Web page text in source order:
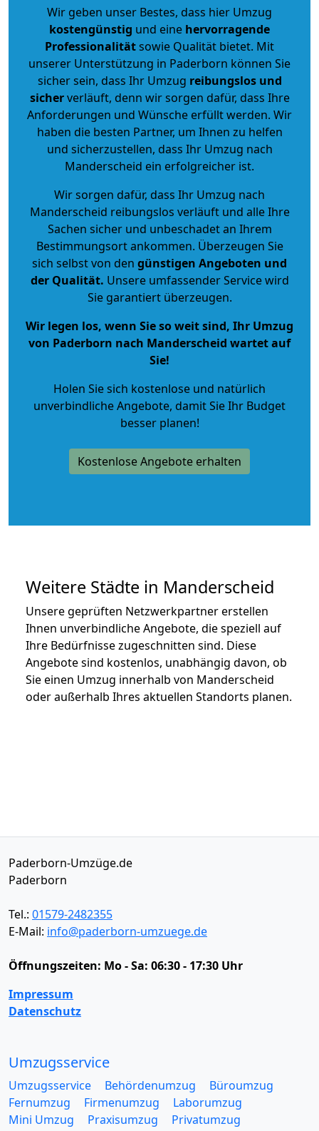
Wir geben unser Bestes, dass hier Umzug
kostengünstig und eine hervorragende
Professionalitätsowie Qualität bietet. Mit
unserer Unterstützung in Paderborn können Sie
sicher sein, dass Ihr Umzug reibungslos und
sicherverläuft, denn wir sorgen dafür, dass Ihre
Anforderungen und Wünsche erfüllt werden. Wir
haben die besten Partner, um Ihnen zu helfen
und sicherzustellen, dass Ihr Umzug nach
Manderscheid ein erfolgreicher ist.
Wir sorgen dafür, dass Ihr Umzug nach
Manderscheid reibungslos verläuft und alle Ihre
Sachen sicher und unbeschadet an Ihrem
Bestimmungsort ankommen. Überzeugen Sie
sich selbst von den günstigen Angeboten und
der Qualität. Unsere umfassender Service wird
Sie garantiert überzeugen.
Wir legen los, wenn Sie so weit sind, Ihr Umzug
von Paderborn nach Manderscheid wartet auf
Sie!
Holen Sie sich kostenlose und natürlich
unverbindliche Angebote, damit Sie Ihr Budget
besser planen!
Kostenlose Angebote erhalten
Weitere Städte in Manderscheid
Unsere geprüften Netzwerkpartner erstellen
Ihnen unverbindliche Angebote, die speziell auf
Ihre Bedürfnisse zugeschnitten sind. Diese
Angebote sind kostenlos, unabhängig davon, ob
Sie einen Umzug innerhalb von Manderscheid
oder außerhalb Ihres aktuellen Standorts planen.
Paderborn-Umzüge.de
Paderborn
Tel.: 01579-2482355
E-Mail: info@paderborn-umzuege.de
Öffnungszeiten: Mo - Sa: 06:30 - 17:30 Uhr
Impressum
Datenschutz
Umzugsservice
Umzugsservice Behördenumzug
Büroumzug
Fernumzug
Firmenumzug
Laborumzug
Mini Umzug
Praxisumzug
Privatumzug